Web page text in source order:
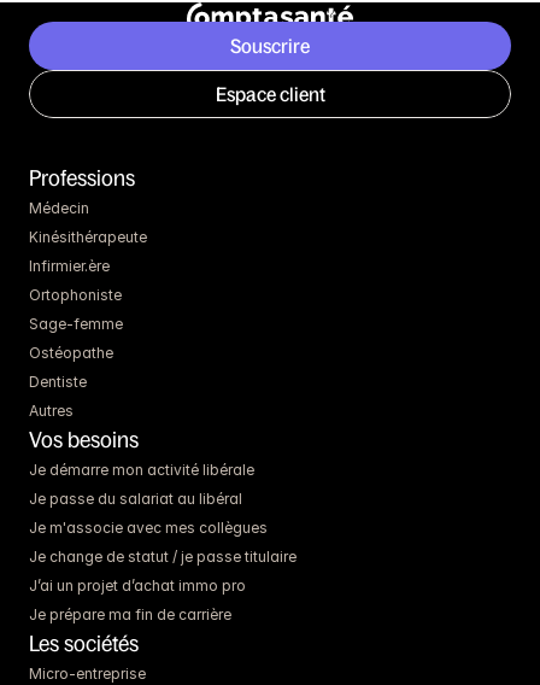
Souscrire
Espace client
Professions
Médecin
Kinésithérapeute
Infirmier.ère
Ortophoniste
Sage-femme
Ostéopathe
Dentiste
Autres
Vos besoins
Je démarre mon activité libérale
Je passe du salariat au libéral
Je m'associe avec mes collègues
Je change de statut / je passe titulaire
J’ai un projet d’achat immo pro
Je prépare ma fin de carrière
Les sociétés
Micro-entreprise